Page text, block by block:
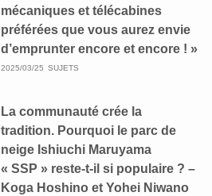
mécaniques et télécabines
préférées que vous aurez envie
d’emprunter encore et encore ! »
2025/03/25 SUJETS
La communauté crée la
tradition. Pourquoi le parc de
neige Ishiuchi Maruyama
« SSP » reste-t-il si populaire ? –
Koga Hoshino et Yohei Niwano